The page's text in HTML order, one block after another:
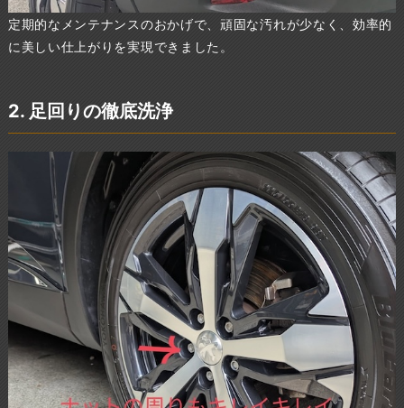
定期的なメンテナンスのおかげで、頑固な汚れが少なく、効率的
に美しい仕上がりを実現できました。
2. 足回りの徹底洗浄